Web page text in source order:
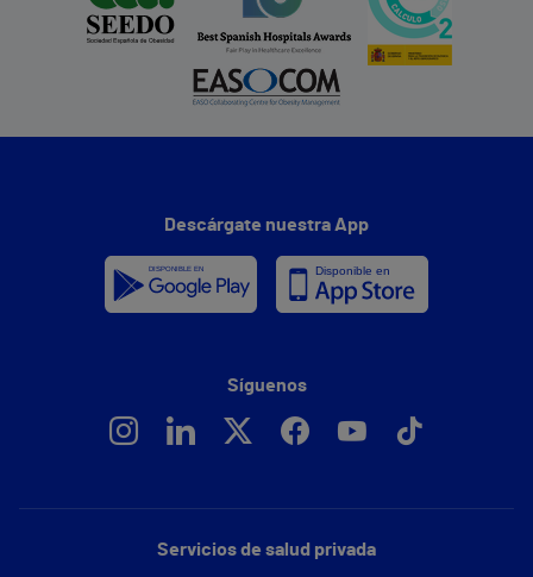
Servicios de salud privada
Descárgate nuestra App
Síguenos